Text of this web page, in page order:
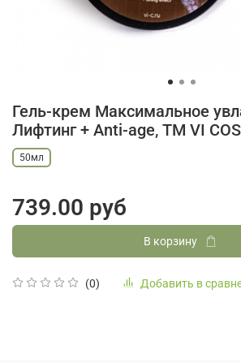
Гель-крем Максимальное
Лифтинг + Anti-age, ТМ VI
(0) Добавить в
50мл
739.00 руб
В корзину